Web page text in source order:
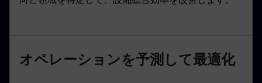
オペレーションを予測して最適化